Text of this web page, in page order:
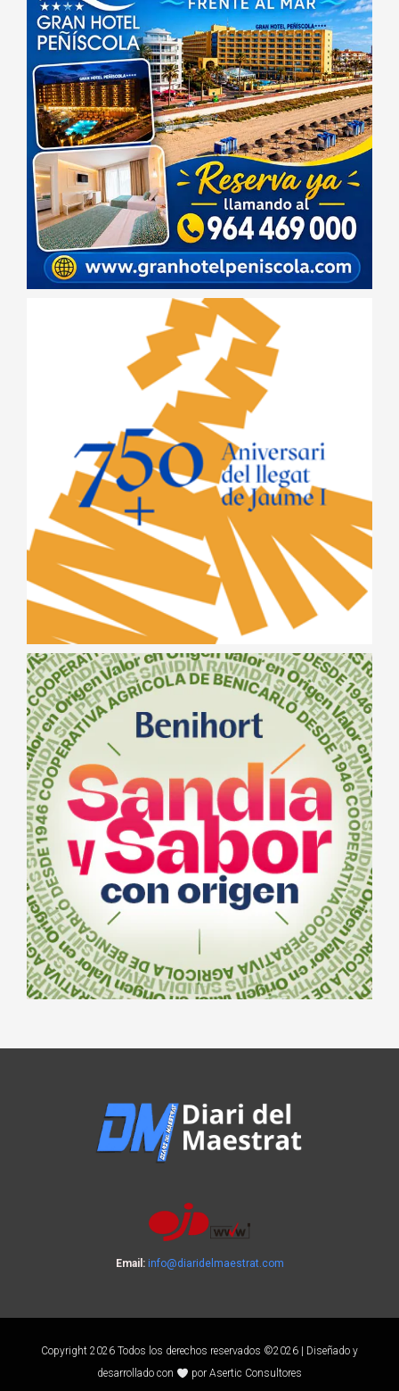
Email: info@diaridelmaestrat.com
Copyright 2026 Todos los derechos reservados ©2026 | Diseñado y
desarrollado con
por Asertic Consultores